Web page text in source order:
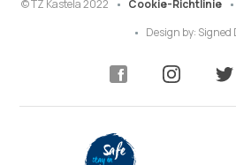
© TZ Kastela 2022 Cookie-Richtlinie
Design by: Signed